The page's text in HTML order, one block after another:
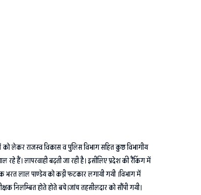
लेकर राजस्व विकास व पुलिस विभाग सहित कुछ विभागीय
हैं। लापरवाही बढ़ती जा रही है। इसीलिए प्रदेश की रैंकिंग में
भरत लाल पाण्डेय को कड़ी फटकार लगायी गयी ।विभाग में
निलम्बित होते होते बचे।जांच तहसीलदार को सौंपी गयी।